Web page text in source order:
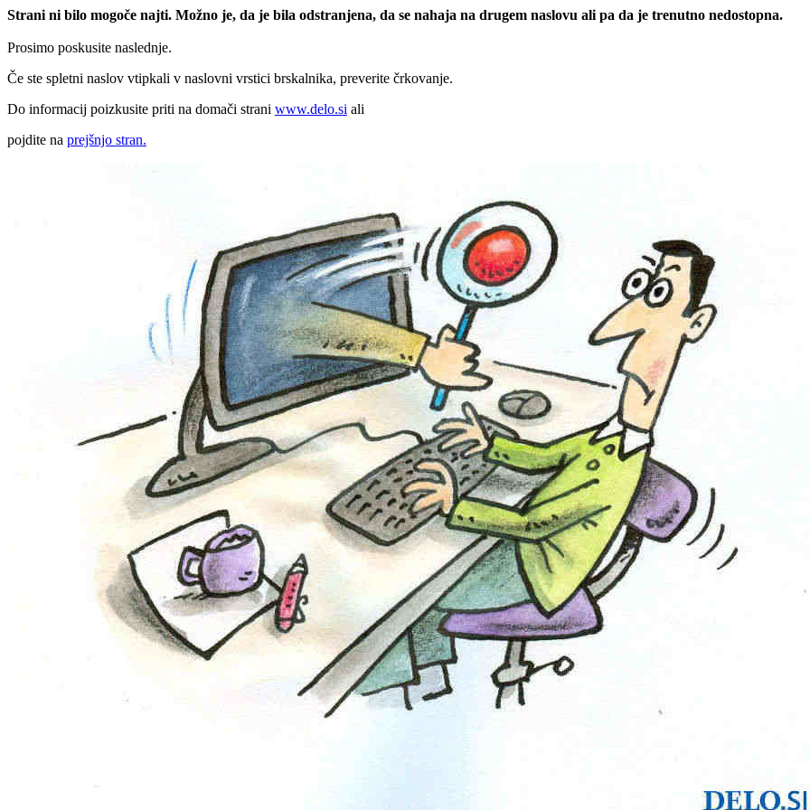
Strani ni bilo mogoče najti. Možno je, da je bila odstranjena, da se nahaja na drugem naslovu ali pa da je trenutno nedostopna.
Prosimo poskusite naslednje.
Če ste spletni naslov vtipkali v naslovni vrstici brskalnika, preverite črkovanje.
Do informacij poizkusite priti na domači strani www.delo.si ali
pojdite na prejšnjo stran.